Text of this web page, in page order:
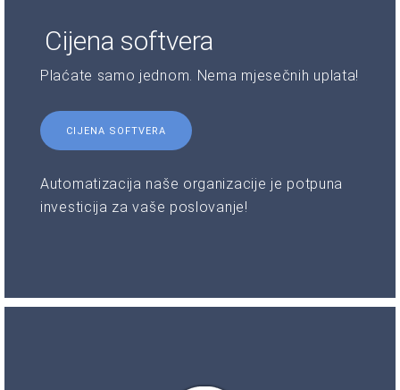
Cijena softvera
Plaćate samo jednom. Nema mjesečnih uplata!
CIJENA SOFTVERA
Automatizacija naše organizacije je potpuna
investicija za vaše poslovanje!